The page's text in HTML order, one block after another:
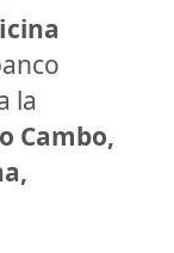
la
Cambo,